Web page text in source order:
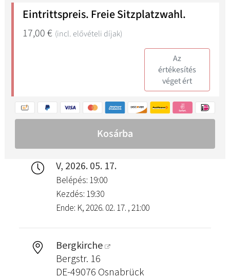
V, 2026. 05. 17.
Belépés: 19:00
Kezdés: 19:30
Ende: K, 2026. 02. 17. , 21:00
Bergkirche
Bergstr. 16
DE-49076 Osnabrück